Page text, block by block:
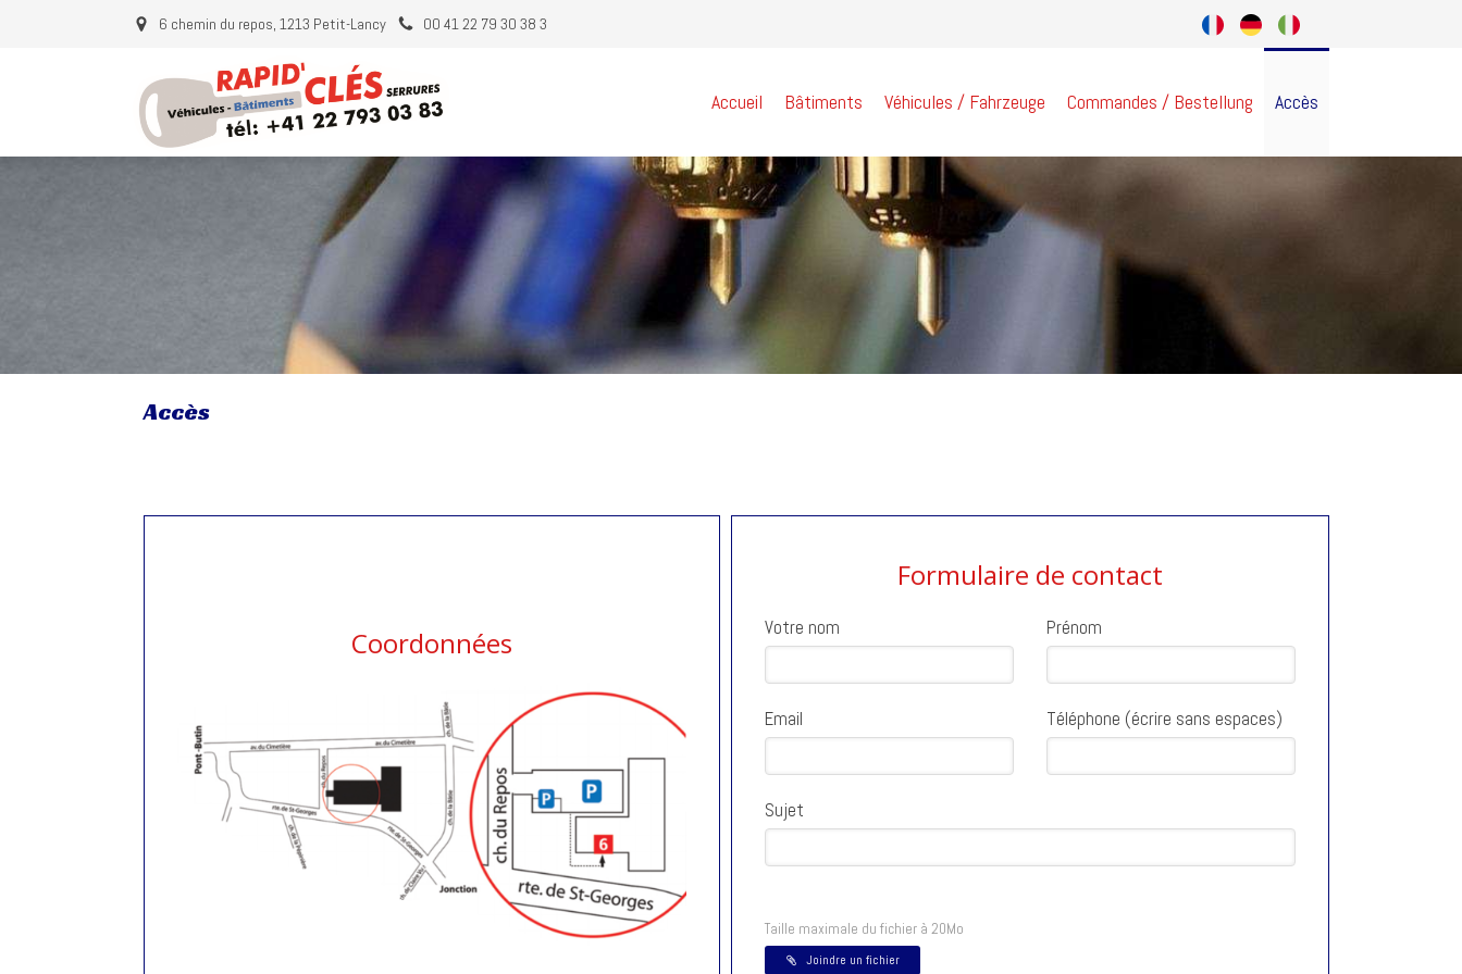
6 chemin du repos, 1213 Petit-Lancy 00 41 22 79 30 38 3
Accueil Bâtiments Véhicules / Fahrzeuge Commandes / Bestellung Accès
Accès
Coordonnées
Formulaire de contact
Votre nom Prénom
Email Téléphone (écrire sans espaces)
Sujet
Taille maximale du fichier à 20Mo
Joindre un fichier